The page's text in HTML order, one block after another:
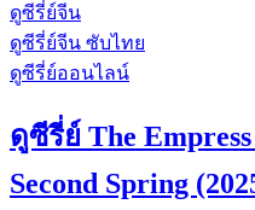
ดูซีรี่ย์จีน
ดูซีรี่ย์จีน ซับไทย
ดูซีรี่ย์ออนไลน์
ดูซีรี่ย์ The
Second Spring